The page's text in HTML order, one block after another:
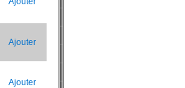
Ajouter
Ajouter